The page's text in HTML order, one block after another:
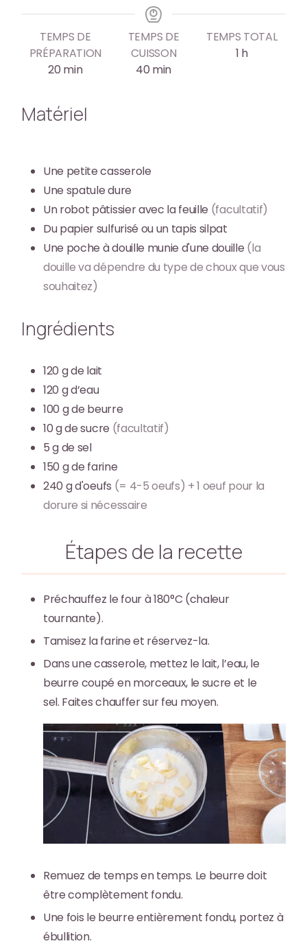
TEMPS DE
PRÉPARATION
20 min
TEMPS DE
CUISSON
40 min
TEMPS TOTAL
1 h
Matériel
Une petite casserole
Une spatule dure
Un robot pâtissier avec la feuille (facultatif)
Du papier sulfurisé ou un tapis silpat
Une poche à douille munie d'une douille (la
douille va dépendre du type de choux que vous
souhaitez)
Ingrédients
120 gde lait
120 gd’eau
100 gde beurre
10gde sucre (facultatif)
5gde sel
150 gde farine
240 gd'oeufs (= 4-5 oeufs) + 1 oeuf pour la
dorure si nécessaire
Étapes de la recette
Préchauffez le four à 180°C (chaleur
tournante).
Tamisez la farine et réservez-la.
Dans une casserole, mettez le lait, l’eau, le
beurre coupé en morceaux, le sucre et le
sel. Faites chauffer sur feu moyen.
Remuez de temps en temps. Le beurre doit
être complètement fondu.
Une fois le beurre entièrement fondu, portez à
ébullition.